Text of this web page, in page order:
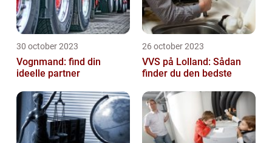
30 october 2023
Vognmand: find din
ideelle partner
26 october 2023
VVS på Lolland: Sådan
finder du den bedste